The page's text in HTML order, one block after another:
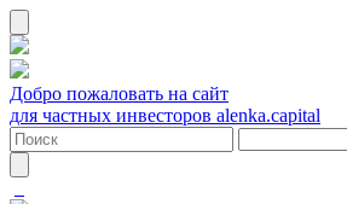
Добро пожаловать на сайт
для частных инвесторов alenka.capital